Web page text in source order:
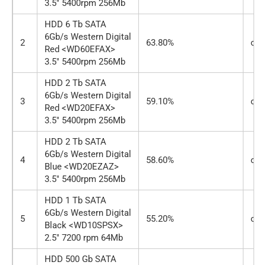
3.5″ 5400rpm 256Mb
2
HDD 6 Tb SATA
6Gb/s Western Digital
Red <WD60EFAX>
3.5″ 5400rpm 256Mb
63.80% от
3
HDD 2 Tb SATA
6Gb/s Western Digital
Red <WD20EFAX>
3.5″ 5400rpm 256Mb
59.10% от
4
HDD 2 Tb SATA
6Gb/s Western Digital
Blue <WD20EZAZ>
3.5″ 5400rpm 256Mb
58.60% от
5
HDD 1 Tb SATA
6Gb/s Western Digital
Black <WD10SPSX>
2.5″ 7200 rpm 64Mb
55.20% от
HDD 500 Gb SATA